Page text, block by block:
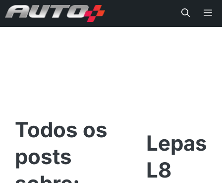
Lepas
L8